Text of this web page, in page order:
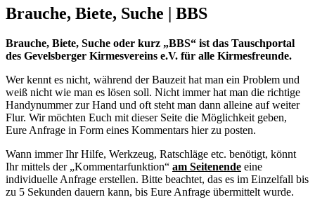
Brauche, Biete, Suche | BBS
Brauche, Biete, Suche oder kurz „BBS“ ist das Tauschportal
des Gevelsberger Kirmesvereins e.V. für alle Kirmesfreunde.
Wer kennt es nicht, während der Bauzeit hat man ein Problem und
weiß nicht wie man es lösen soll. Nicht immer hat man die richtige
Handynummer zur Hand und oft steht man dann alleine auf weiter
Flur. Wir möchten Euch mit dieser Seite die Möglichkeit geben,
Eure Anfrage in Form eines Kommentars hier zu posten.
Wann immer Ihr Hilfe, Werkzeug, Ratschläge etc. benötigt, könnt
Ihr mittels der „Kommentarfunktion“ am Seitenende eine
individuelle Anfrage erstellen. Bitte beachtet, das es im Einzelfall bis
zu 5 Sekunden dauern kann, bis Eure Anfrage übermittelt wurde.